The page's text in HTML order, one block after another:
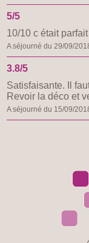
5/5
10/10 c était
A séjourné du 29/09/
3.8/5
Satisfaisante. Il
Revoir la déco et
A séjourné du 15/09/